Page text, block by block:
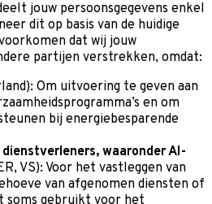
jouw persoonsgegevens enkel
dit op basis van de huidige
dat wij jouw
partijen verstrekken, omdat:
Om uitvoering te geven aan
en om
bij energiebesparende
waaronder AI-
VS): Voor het vastleggen van
van afgenomen diensten of